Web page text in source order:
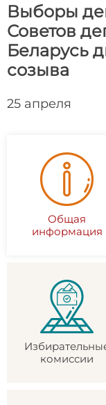
Выборы
Советов
Беларусь
созыва
25 апреля
Общая
информация
комиссии